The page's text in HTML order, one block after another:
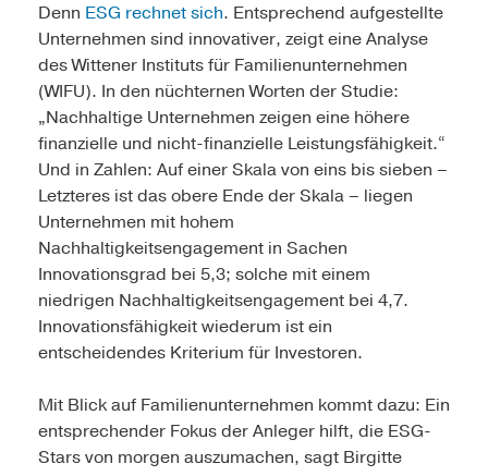
Denn ESG rechnet sich. Entsprechend aufgestellte
Unternehmen sind innovativer, zeigt eine Analyse
des Wittener Instituts für Familienunternehmen
(WIFU). In den nüchternen Worten der Studie:
„Nachhaltige Unternehmen zeigen eine höhere
finanzielle und nicht-finanzielle Leistungsfähigkeit.“
Und in Zahlen: Auf einer Skala von eins bis sieben –
Letzteres ist das obere Ende der Skala – liegen
Unternehmen mit hohem
Nachhaltigkeitsengagement in Sachen
Innovationsgrad bei 5,3; solche mit einem
niedrigen Nachhaltigkeitsengagement bei 4,7.
Innovationsfähigkeit wiederum ist ein
entscheidendes Kriterium für Investoren.
Mit Blick auf Familienunternehmen kommt dazu: Ein
entsprechender Fokus der Anleger hilft, die ESG-
Stars von morgen auszumachen, sagt Birgitte